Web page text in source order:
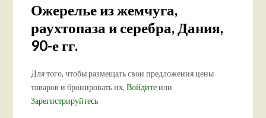
Ожерелье из жемчуга,
раухтопаза и серебра, Дания,
90-е гг.
Для того, чтобы размещать свои предложения цены
товаров и бронировать их,Войдитеили
Зарегистрируйтесь